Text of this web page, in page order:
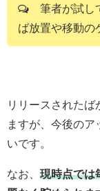
筆者が試し
ば放置や移動の
リリースされたば
ますが、今後の
いです。
なお、 現時点では